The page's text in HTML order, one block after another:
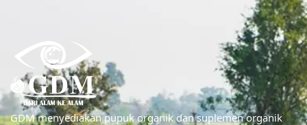
GDM menyediakan pupuk organik dan suplemen organik